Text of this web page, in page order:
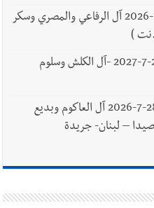
وفاة الحاج نور الدين الرفاعي 30-7-2026 آل الرفاعي والمصري وسكر
)
وفاة الحاج حسن حسين الكلش -28-7-2027 -آل الكلش وسلوم
وفاة الحاجة غزالة محمد العاكوم 28-7-2026 آل العاكوم وبديع
– لبنان- جريدة